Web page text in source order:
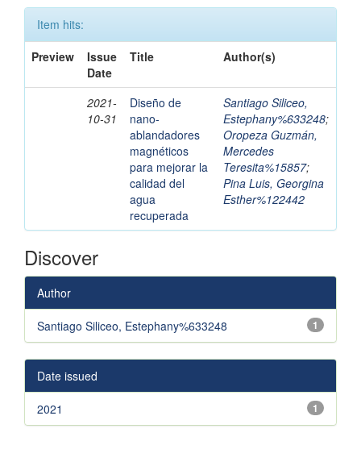
Item hits:
Preview
Issue
Date
Title Author(s)
2021-
10-31
Diseño de
nano-
ablandadores
magnéticos
para mejorar la
calidad del
agua
recuperada
Santiago Siliceo,
Estephany%633248;
Oropeza Guzmán,
Mercedes
Teresita%15857;
Pina Luis, Georgina
Esther%122442
Discover
Author
1
Santiago Siliceo, Estephany%633248
Date issued
1
2021